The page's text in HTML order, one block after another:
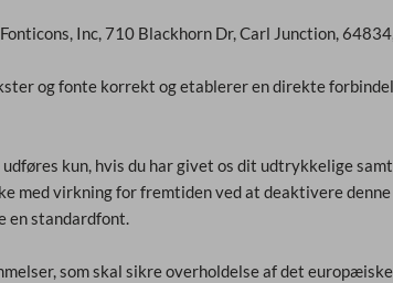
Inc, 710 Blackhorn Dr, Carl Junction,
og fonte korrekt og etablerer en direkte
kun, hvis du har givet os dit udtrykkelige
med virkning for fremtiden ved at deaktivere
en standardfont.
som skal sikre overholdelse af det